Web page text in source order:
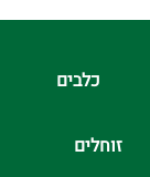
כלבים
זוחלים